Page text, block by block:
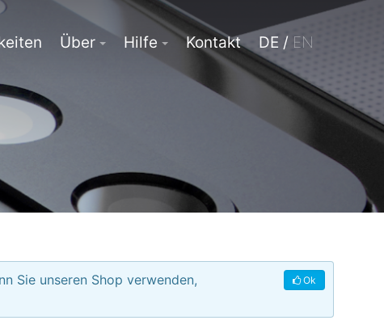
Über Hilfe Kontakt DE / EN
Ok
Sie unseren Shop verwenden,